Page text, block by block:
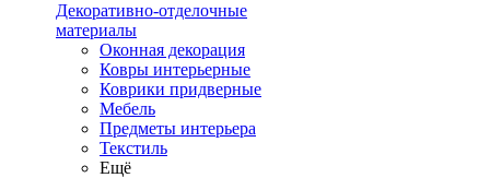
Декоративно-отделочные
материалы
Оконная декорация
Ковры интерьерные
Коврики придверные
Мебель
Предметы интерьера
Текстиль
Ещё